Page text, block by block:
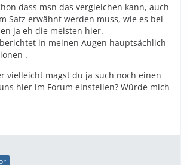
dass msn das vergleichen kann, auch
Satz erwähnt werden muss, wie es bei
ja eh die meisten hier.
in meinen Augen hauptsächlich
.
vielleicht magst du ja such noch einen
hier im Forum einstellen? Würde mich